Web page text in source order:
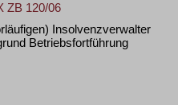
ZB 120/06
Insolvenzverwalter
Betriebsfortführung